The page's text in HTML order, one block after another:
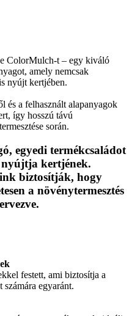
ColorMulch-t – egy kiváló
amely nemcsak
nyújt kertjében.
és a felhasznált alapanyagok
így hosszú távú
során.
egyedi termékcsaládot
nyújtja kertjének.
biztosítják, hogy
a növénytermesztés
festett, ami biztosítja a
egyaránt.